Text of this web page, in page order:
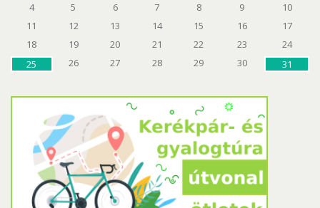
4
5 6 7 8 9
10
11
12 13 14 15 16
17
18
19 20 21 22 23
24
25
26 27 28 29 30 31